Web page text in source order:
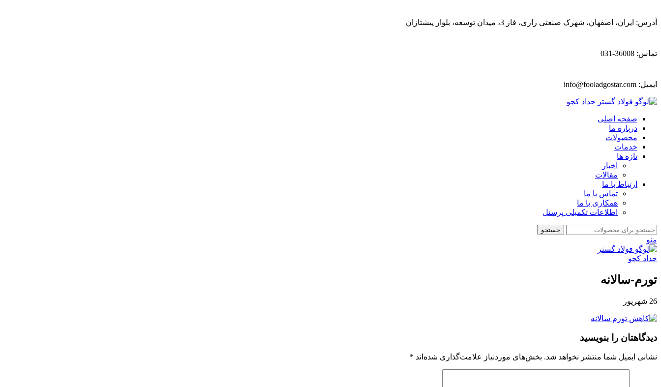
آدرس: ایران، اصفهان، شهرک صنعتی رازی، فاز 3، میدان توسعه، بلوار پیشتازان
تماس: 36008-031
ایمیل: info@fooladgostar.com
صفحه اصلی
درباره ما
محصولات
خدمات
تازه ها
اخبار
مقالات
ارتباط با ما
تماس با ما
همکاری با ما
اطلاعات تکمیلی پرسنل
جستجو
منو
تورم-سالانه
26 شهریور
دیدگاهتان را بنویسید
نشانی ایمیل شما منتشر نخواهد شد. بخش‌های موردنیاز علامت‌گذاری شده‌اند *